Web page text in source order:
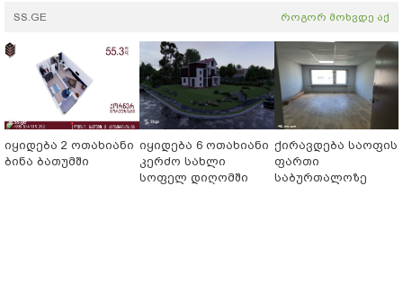
SS.GE როგორ მოხვდე აქ
იყიდება 2 ოთახიანი
ბინა ბათუმში
იყიდება 6 ოთახიანი
კერძო სახლი
სოფელ დიღომში
ქირავდება
ფართი
საბურთალოზე